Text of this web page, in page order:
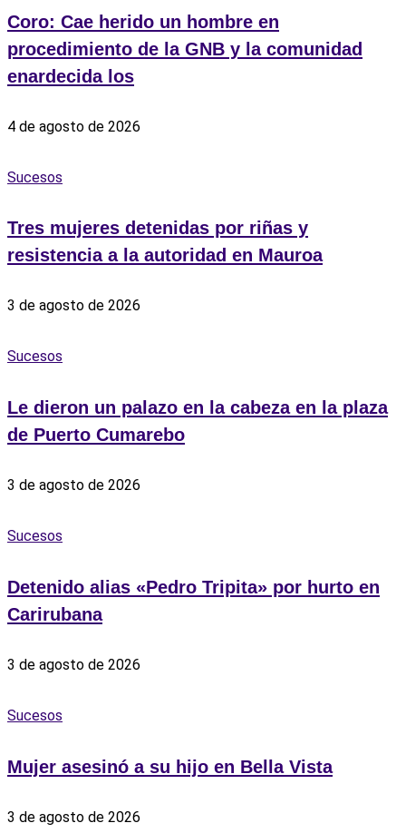
Coro: Cae herido un hombre en
procedimiento de la GNB y la comunidad
enardecida los
4 de agosto de 2026
Sucesos
Tres mujeres detenidas por riñas y
resistencia a la autoridad en Mauroa
3 de agosto de 2026
Sucesos
Le dieron un palazo en la cabeza en la plaza
de Puerto Cumarebo
3 de agosto de 2026
Sucesos
Detenido alias «Pedro Tripita» por hurto en
Carirubana
3 de agosto de 2026
Sucesos
‎Mujer asesinó a su hijo en Bella Vista
3 de agosto de 2026